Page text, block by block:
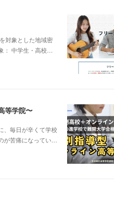
対象とした地域密
： 中学生・高校…
等学院〜
、毎日が辛くて学校
が苦痛になってい…